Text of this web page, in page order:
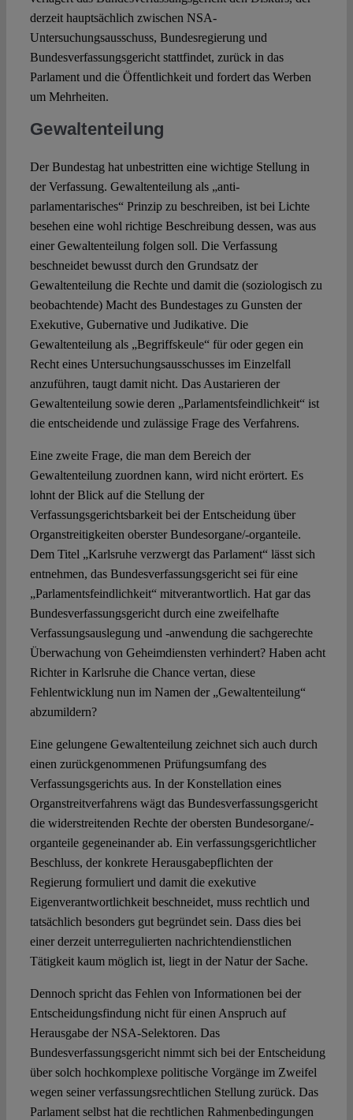
derzeit hauptsächlich zwischen NSA-
Untersuchungsausschuss, Bundesregierung und
Bundesverfassungsgericht stattfindet, zurück in das
Parlament und die Öffentlichkeit und fordert das Werben
um Mehrheiten.
Gewaltenteilung
Der Bundestag hat unbestritten eine wichtige Stellung in
der Verfassung. Gewaltenteilung als „anti-
parlamentarisches“ Prinzip zu beschreiben, ist bei Lichte
besehen eine wohl richtige Beschreibung dessen, was aus
einer Gewaltenteilung folgen soll. Die Verfassung
beschneidet bewusst durch den Grundsatz der
Gewaltenteilung die Rechte und damit die (soziologisch zu
beobachtende) Macht des Bundestages zu Gunsten der
Exekutive, Gubernative und Judikative. Die
Gewaltenteilung als „Begriffskeule“ für oder gegen ein
Recht eines Untersuchungsausschusses im Einzelfall
anzuführen, taugt damit nicht. Das Austarieren der
Gewaltenteilung sowie deren „Parlamentsfeindlichkeit“ ist
die entscheidende und zulässige Frage des Verfahrens.
Eine zweite Frage, die man dem Bereich der
Gewaltenteilung zuordnen kann, wird nicht erörtert. Es
lohnt der Blick auf die Stellung der
Verfassungsgerichtsbarkeit bei der Entscheidung über
Organstreitigkeiten oberster Bundesorgane/-organteile.
Dem Titel „Karlsruhe verzwergt das Parlament“ lässt sich
entnehmen, das Bundesverfassungsgericht sei für eine
„Parlamentsfeindlichkeit“ mitverantwortlich. Hat gar das
Bundesverfassungsgericht durch eine zweifelhafte
Verfassungsauslegung und -anwendung die sachgerechte
Überwachung von Geheimdiensten verhindert? Haben acht
Richter in Karlsruhe die Chance vertan, diese
Fehlentwicklung nun im Namen der „Gewaltenteilung“
abzumildern?
Eine gelungene Gewaltenteilung zeichnet sich auch durch
einen zurückgenommenen Prüfungsumfang des
Verfassungsgerichts aus. In der Konstellation eines
Organstreitverfahrens wägt das Bundesverfassungsgericht
die widerstreitenden Rechte der obersten Bundesorgane/-
organteile gegeneinander ab. Ein verfassungsgerichtlicher
Beschluss, der konkrete Herausgabepflichten der
Regierung formuliert und damit die exekutive
Eigenverantwortlichkeit beschneidet, muss rechtlich und
tatsächlich besonders gut begründet sein. Dass dies bei
einer derzeit unterregulierten nachrichtendienstlichen
Tätigkeit kaum möglich ist, liegt in der Natur der Sache.
Dennoch spricht das Fehlen von Informationen bei der
Entscheidungsfindung nicht für einen Anspruch auf
Herausgabe der NSA-Selektoren. Das
Bundesverfassungsgericht nimmt sich bei der Entscheidung
über solch hochkomplexe politische Vorgänge im Zweifel
wegen seiner verfassungsrechtlichen Stellung zurück. Das
Parlament selbst hat die rechtlichen Rahmenbedingungen